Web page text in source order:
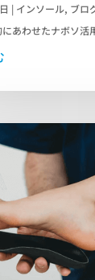
| インソール, ブロ
にあわせたナボソ活